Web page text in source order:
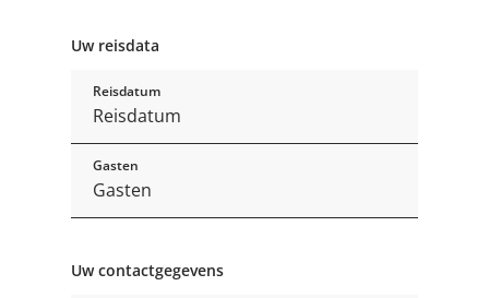
Uw reisdata
Reisdatum
Gasten
Uw contactgegevens